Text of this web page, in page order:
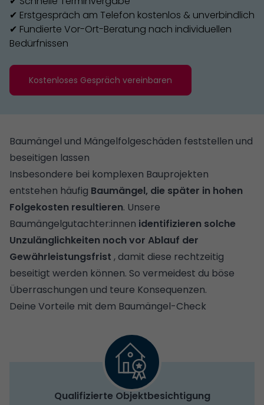
✔ Erstgespräch am Telefon kostenlos & unverbindlich
✔ Fundierte Vor-Ort-Beratung nach individuellen
Bedürfnissen
Kostenloses Gespräch vereinbaren
Baumängel und Mängelfolgeschäden feststellen und
beseitigen lassen
Insbesondere bei komplexen Bauprojekten
entstehen häufig Baumängel, die später in hohen
Folgekosten resultieren. Unsere
Baumängelgutachter:innen identifizieren solche
Unzulänglichkeiten noch vor Ablauf der
Gewährleistungsfrist , damit diese rechtzeitig
beseitigt werden können. So vermeidest du böse
Überraschungen und teure Konsequenzen.
Deine Vorteile mit dem Baumängel-Check
Qualifizierte Objektbesichtigung